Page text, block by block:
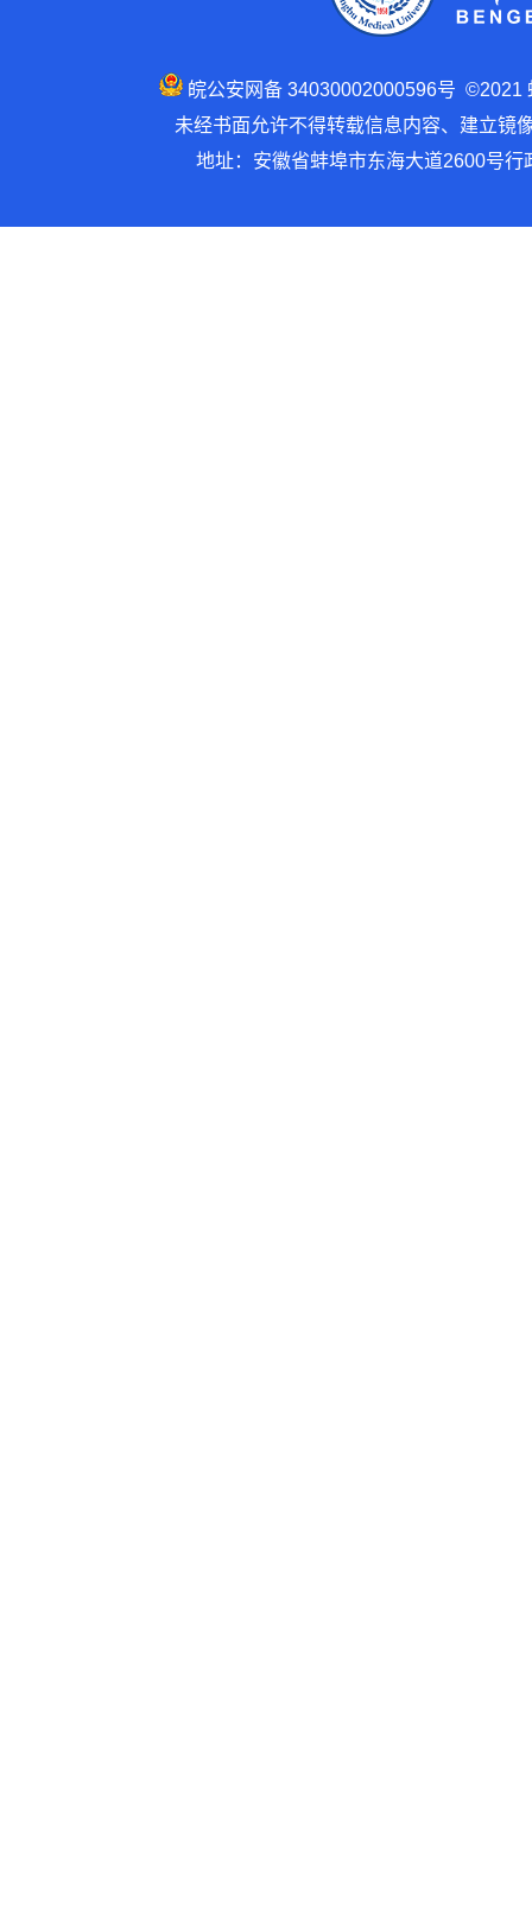
皖公安网备 34030002000596号 ©2021
未经书面允许不得转载信息内容、建立镜
地址：安徽省蚌埠市东海大道2600号